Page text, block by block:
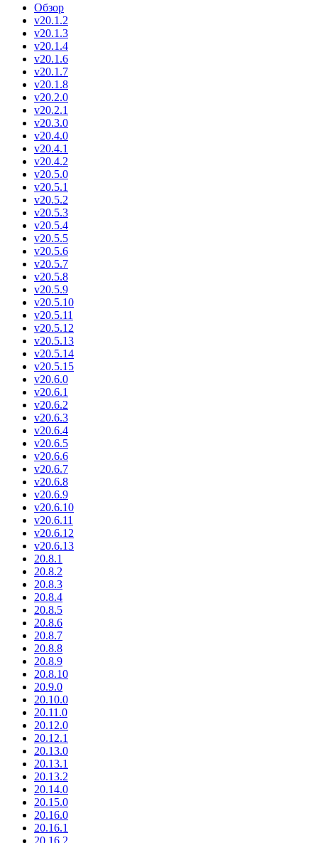
Обзор
v20.1.2
v20.1.3
v20.1.4
v20.1.6
v20.1.7
v20.1.8
v20.2.0
v20.2.1
v20.3.0
v20.4.0
v20.4.1
v20.4.2
v20.5.0
v20.5.1
v20.5.2
v20.5.3
v20.5.4
v20.5.5
v20.5.6
v20.5.7
v20.5.8
v20.5.9
v20.5.10
v20.5.11
v20.5.12
v20.5.13
v20.5.14
v20.5.15
v20.6.0
v20.6.1
v20.6.2
v20.6.3
v20.6.4
v20.6.5
v20.6.6
v20.6.7
v20.6.8
v20.6.9
v20.6.10
v20.6.11
v20.6.12
v20.6.13
20.8.1
20.8.2
20.8.3
20.8.4
20.8.5
20.8.6
20.8.7
20.8.8
20.8.9
20.8.10
20.9.0
20.10.0
20.11.0
20.12.0
20.12.1
20.13.0
20.13.1
20.13.2
20.14.0
20.15.0
20.16.0
20.16.1
20.16.2